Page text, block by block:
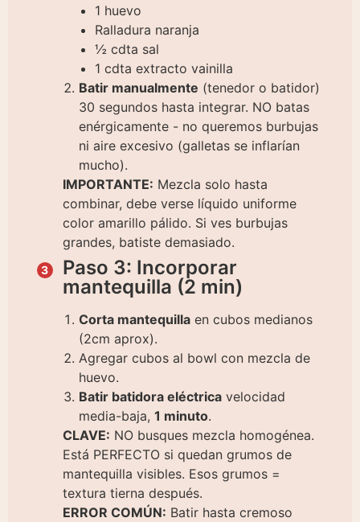
1 huevo
Ralladura naranja
½ cdta sal
1 cdta extracto vainilla
Batir manualmente (tenedor o batidor)
30 segundos hasta integrar. NO batas
enérgicamente - no queremos burbujas
ni aire excesivo (galletas se inflarían
mucho).
IMPORTANTE: Mezcla solo hasta
combinar, debe verse líquido uniforme
color amarillo pálido. Si ves burbujas
grandes, batiste demasiado.
Paso 3: Incorporar
mantequilla (2 min)
Corta mantequillaen cubos medianos
(2cm aprox).
Agregar cubos al bowl con mezcla de
huevo.
Batir batidora eléctricavelocidad
media-baja, 1 minuto.
CLAVE: NO busques mezcla homogénea.
Está PERFECTO si quedan grumos de
mantequilla visibles. Esos grumos =
textura tierna después.
ERROR COMÚN: Batir hasta cremoso